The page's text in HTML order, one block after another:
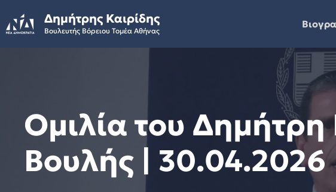
to
content
Δημήτρης Καιρίδης
Βουλευτής Βόρειου Τομέα Αθήνας
Ομιλία του Δημήτρη
Βουλής | 30.04.2026